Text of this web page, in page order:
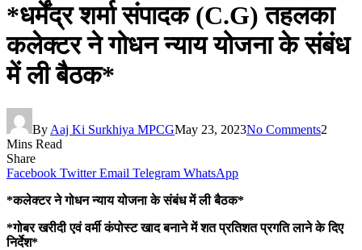
*धर्मेंद्र शर्मा संपादक (C.G) तहलका
कलेक्टर ने गोधन न्याय योजना के संबंध
में ली बैठक*
By Aaj Ki Surkhiya MPCGMay 23, 2023No Comments2
Mins Read
Share
Facebook Twitter Email Telegram WhatsApp
*कलेक्टर ने गोधन न्याय योजना के संबंध में ली बैठक*
*गोबर खरीदी एवं वर्मी कंपोस्ट खाद बनाने में शत प्रतिशत प्रगति लाने के दिए
निर्देश*